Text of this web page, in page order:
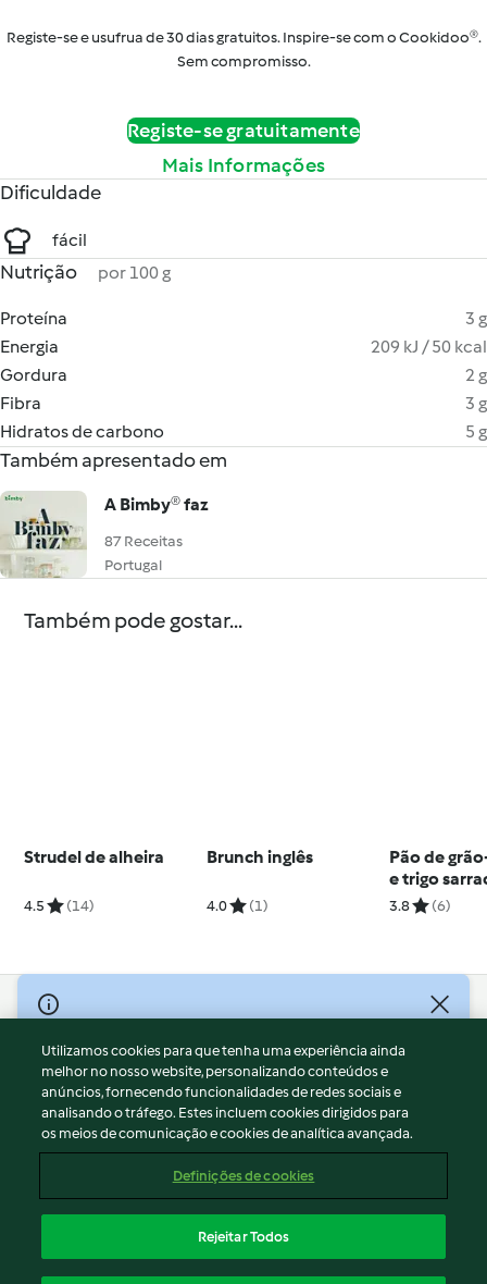
Registe-se e usufrua de 30 dias gratuitos. Inspire-se com o Cookidoo®.
Sem compromisso.
Registe-se gratuitamente
Mais Informações
Dificuldade
fácil
Nutrição por 100 g
Proteína
3 g
Energia
209 kJ / 50 kcal
Gordura
2 g
Fibra
3 g
Hidratos de carbono
5 g
Também apresentado em
A Bimby® faz
87 Receitas
Portugal
Também pode gostar...
Strudel de alheira
4.5 (14)
Brunch inglês
4.0 (1)
Pão de
e trigo
glúten
3.8 (6)
© Copyright 2026
Termos de Utilização
Aviso sobre Proteção de Dados
Aviso
Apoio legal
Conteúdo do relatório
Declaração de acessibilidade
Utilizamos cookies para que tenha uma experiência ainda
melhor no nosso website, personalizando conteúdos e
anúncios, fornecendo funcionalidades de redes sociais e
analisando o tráfego. Estes incluem cookies dirigidos para
os meios de comunicação e cookies de analítica avançada.
Definições de cookies
Rejeitar Todos